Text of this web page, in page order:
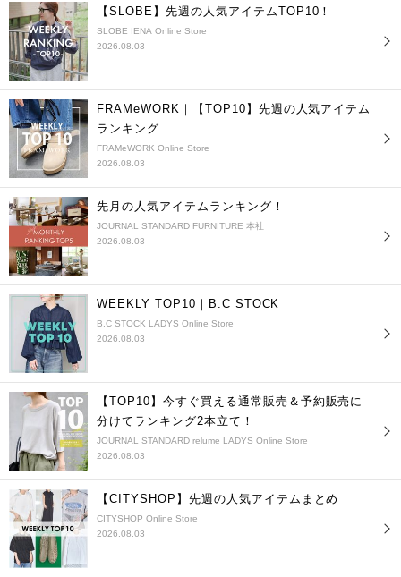
【SLOBE】先週の人気アイテムTOP10！
SLOBE IENA Online Store
2026.08.03
FRAMeWORK｜【TOP10】先週の人気アイテム
ランキング
FRAMeWORK Online Store
2026.08.03
先月の人気アイテムランキング！
JOURNAL STANDARD FURNITURE 本社
2026.08.03
WEEKLY TOP10｜B.C STOCK
B.C STOCK LADYS Online Store
2026.08.03
【TOP10】今すぐ買える通常販売＆予約販売に
分けてランキング2本立て！
JOURNAL STANDARD relume LADYS Online Store
2026.08.03
【CITYSHOP】先週の人気アイテムまとめ
CITYSHOP Online Store
2026.08.03